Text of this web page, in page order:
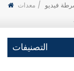
فيديو / معدات KIitchen، 30 قطعة، مقسم
التصنيفات